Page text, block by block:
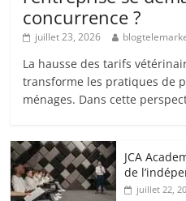
concurrence ?
juillet 23, 2026
La hausse des tarifs
transforme les pratiques de
ménages. Dans cette
JCA
de
juillet 22,